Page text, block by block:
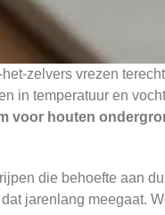
zelvers vrezen
in temperatuur en
voor houten
die behoefte aan
jarenlang meegaat.